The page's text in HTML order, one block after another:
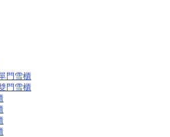
門雪櫃
門雪櫃